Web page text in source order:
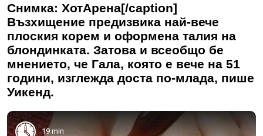
Снимка: ХотАрена[/caption]
Възхищение предизвика най-вече
плоския корем и оформена талия на
блондинката. Затова и всеобщо бе
мнението, че Гала, която е вече на 51
години, изглежда доста по-млада, пише
Уикенд.
19 min